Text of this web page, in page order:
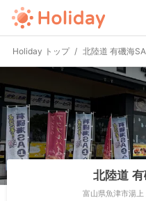
Holiday トップ 北陸道 有磯海
北陸道
富山県魚津市湯